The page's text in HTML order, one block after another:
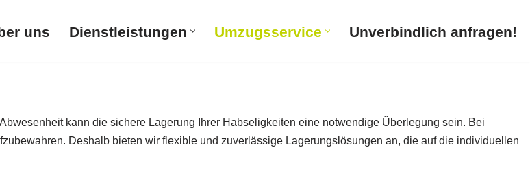
uns Dienstleistungen Umzugsservice Unverbindlich anfragen!
kann die sichere Lagerung Ihrer Habseligkeiten eine notwendige Überlegung sein. Bei
Deshalb bieten wir flexible und zuverlässige Lagerungslösungen an, die auf die individuellen